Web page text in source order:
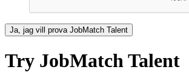
Try JobMatch Talent